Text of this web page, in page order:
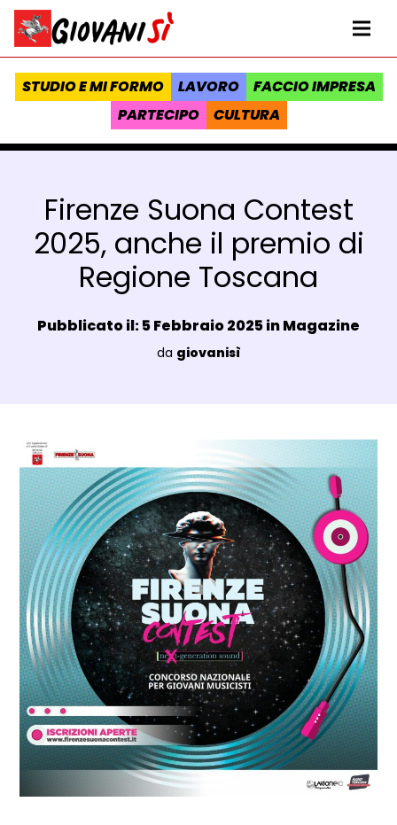
Vai al contenuto
Homepage Giovanisì - Progetto della Regione Toscana
STUDIO E MI FORMO LAVORO
FACCIO IMPRESA
PARTECIPO
CULTURA
Firenze Suona Contest
2025, anche il premio di
Regione Toscana
Data e ora:
Pubblicato il: 5 Febbraio 2025 inMagazine
Luogo:
da giovanisì
Dettagli Post Magazine